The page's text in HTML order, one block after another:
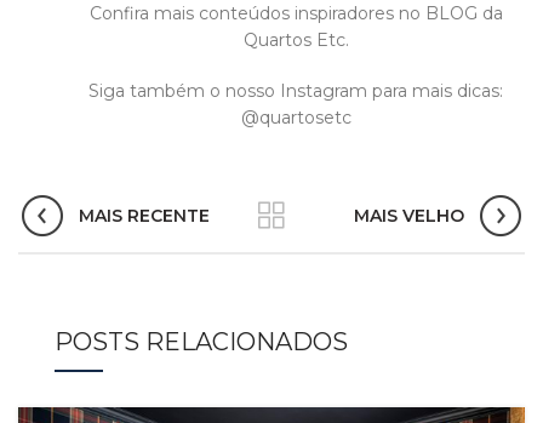
Confira mais conteúdos inspiradores no BLOG da
Quartos Etc.
Siga também o nosso Instagram para mais dicas:
@quartosetc
MAIS RECENTE MAIS VELHO
POSTS RELACIONADOS